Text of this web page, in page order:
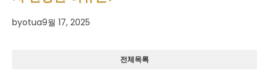
byotua9월 17, 2025
전체목록